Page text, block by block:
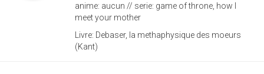
anime: aucun // serie: game of throne, how I
meet your mother
Livre: Debaser, la methaphysique des moeurs
(Kant)